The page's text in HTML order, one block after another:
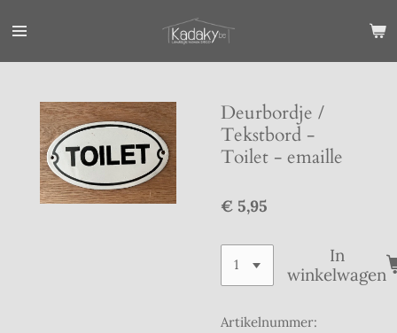
direct
Deurbordje /
Tekstbord -
Toilet - emaille
€ 5,95
In
winkelwagen
Artikelnummer: